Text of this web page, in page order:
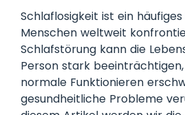
Schlaflosigkeit ist ein
Menschen weltweit
Schlafstörung kann die
Person stark
normale Funktionieren
gesundheitliche Probleme